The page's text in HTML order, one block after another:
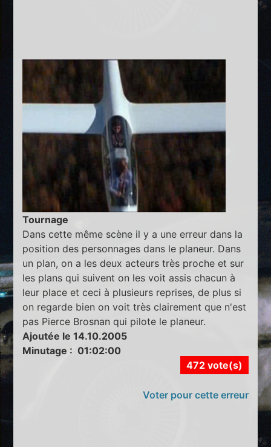
Tournage
Dans cette même scène il y a une erreur dans la
position des personnages dans le planeur. Dans
un plan, on a les deux acteurs très proche et sur
les plans qui suivent on les voit assis chacun à
leur place et ceci à plusieurs reprises, de plus si
on regarde bien on voit très clairement que n'est
pas Pierce Brosnan qui pilote le planeur.
Ajoutée le 14.10.2005
Minutage : 01:02:00
472 vote(s)
Voter pour cette erreur